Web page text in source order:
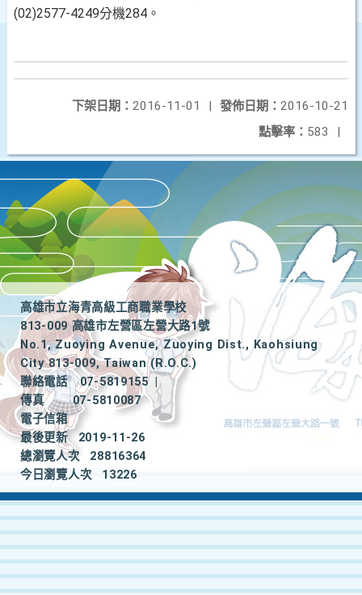
(02)2577-4249分機284。
發佈日期： 2016-10-21
下架日期： 2016-11-01
|
點擊率： 583 |
高雄市立海青高級工商職業學校
813-009 高雄市左營區左營大路1號
No.1, Zuoying Avenue, Zuoying Dist., Kaohsiung
City 813-009, Taiwan (R.O.C.)
聯絡電話
07-5819155
|
傳真
07-5810087
電子信箱
最後更新
2019-11-26
總瀏覽人次
28816364
今日瀏覽人次
13226